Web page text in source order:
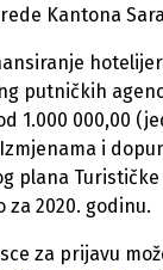
Kantona
putničkih
1.000 000,00
i
plana
za 2020. godinu.
za prijavu